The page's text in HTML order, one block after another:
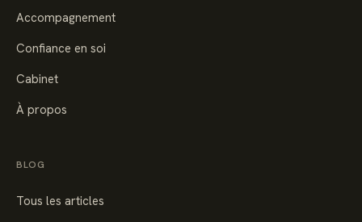
Accompagnement
Confiance en soi
Cabinet
À propos
BLOG
Tous les articles